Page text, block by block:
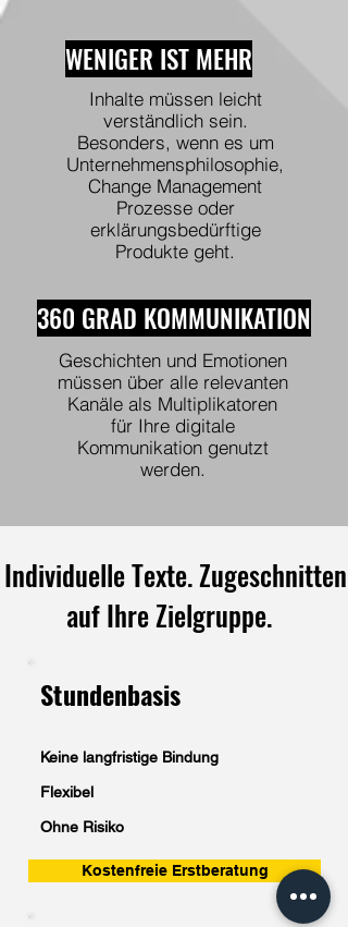
Inhalte müssen leicht
verständlich sein.
Besonders, wenn es um
Unternehmensphilosophie,
Change Management
Prozesse oder
erklärungsbedürftige
Produkte geht.
Geschichten und Emotionen
müssen über alle relevanten
Kanäle als Multiplikatoren
für Ihre digitale
Kommunikation genutzt
werden.
WENIGER IST MEHR
360 GRAD KOMMUNIKATION
Individuelle Texte. Zugeschnitten
auf Ihre Zielgruppe.
Stundenbasis
Keine langfristige Bindung
Flexibel
Ohne Risiko
Kostenfreie Erstberatung